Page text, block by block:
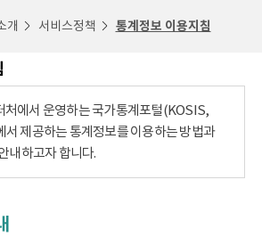
개 서비스정책 통계정보 이용지침
처에서 운영하는 국가통계포털(KOSIS,
서 제공하는 통계정보를 이용하는 방법과
내하고자 합니다.